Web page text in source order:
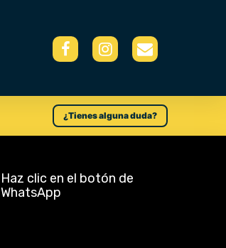
¿Tienes alguna duda?
Haz clic en el botón de
WhatsApp